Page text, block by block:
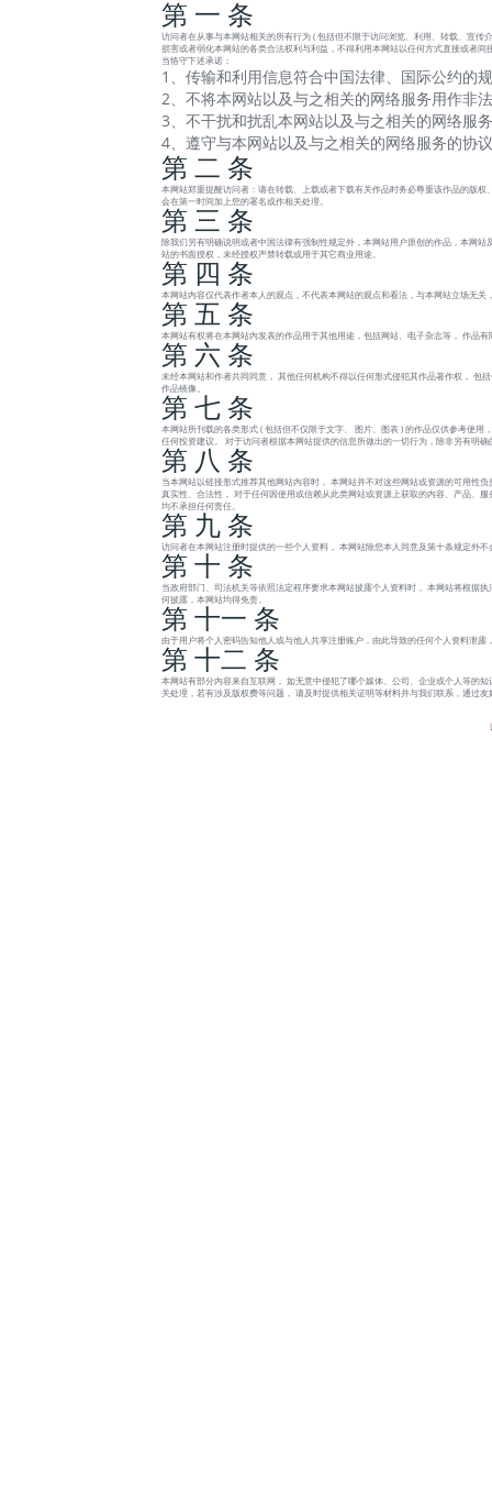
第 一 条
访问者在从事与本网站相关的所有行为 ( 包括但不限于访问浏览、利用、转载、宣传
损害或者弱化本网站的各类合法权利与利益，不得利用本网站以任何方式直接或者
当恪守下述承诺：
1、传输和利用信息符合中国法律、国际公约的
2、不将本网站以及与之相关的网络服务用作非
3、不干扰和扰乱本网站以及与之相关的网络服
4、遵守与本网站以及与之相关的网络服务的协
第 二 条
本网站郑重提醒访问者：请在转载、上载或者下载有关作品时务必尊重该作品的版
会在第一时间加上您的署名或作相关处理。
第 三 条
除我们另有明确说明或者中国法律有强制性规定外，本网站用户原创的作品，本网
站的书面授权，未经授权严禁转载或用于其它商业用途。
第 四 条
本网站内容仅代表作者本人的观点，不代表本网站的观点和看法，与本网站立场无关
第 五 条
本网站有权将在本网站内发表的作品用于其他用途，包括网站、电子杂志等， 作品
第 六 条
未经本网站和作者共同同意， 其他任何机构不得以任何形式侵犯其作品著作权， 包
作品镜像。
第 七 条
本网站所刊载的各类形式 ( 包括但不仅限于文字、 图片、图表 ) 的作品仅供参考使
任何投资建议。 对于访问者根据本网站提供的信息所做出的一切行为，除非另有明
第 八 条
当本网站以链接形式推荐其他网站内容时， 本网站并不对这些网站或资源的可用性
真实性、合法性， 对于任何因使用或信赖从此类网站或资源上获取的内容、产品、
均不承担任何责任。
第 九 条
访问者在本网站注册时提供的一些个人资料， 本网站除您本人同意及第十条规定外
第 十 条
当政府部门、司法机关等依照法定程序要求本网站披露个人资料时， 本网站将根据
何披露，本网站均得免责。
第 十一 条
由于用户将个人密码告知他人或与他人共享注册账户，由此导致的任何个人资料泄露
第 十二 条
本网站有部分内容来自互联网， 如无意中侵犯了哪个媒体、公司、企业或个人等的
关处理，若有涉及版权费等问题， 请及时提供相关证明等材料并与我们联系，通过